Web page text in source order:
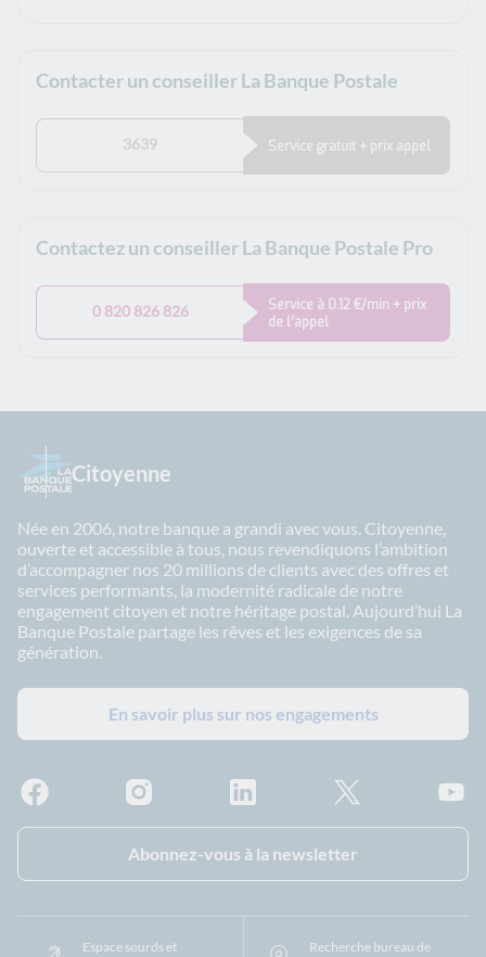
Contacter un conseiller La Banque Postale
3639 Service gratuit + prix appel
Contactez un conseiller La Banque Postale Pro
0 820 826 826
Service à 0.12 €/min + prix
de l’appel
Citoyenne
Née en 2006, notre banque a grandi avec vous. Citoyenne,
ouverte et accessible à tous, nous revendiquons l’ambition
d’accompagner nos 20 millions de clients avec des offres et
services performants, la modernité radicale de notre
engagement citoyen et notre héritage postal. Aujourd’hui La
Banque Postale partage les rêves et les exigences de sa
génération.
En savoir plus sur nos engagements
Abonnez-vous à la newsletter
Espace sourds et
Recherche bureau de